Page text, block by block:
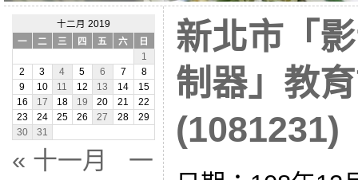
十二月 2019
一
二 三 四 五 六
日
1
2
3 4 5 6 7
8
9
10 11 12 13 14
15
16
17 18 19 20 21
22
23
24 25 26 27 28
29
30
31
« 十一月
一
新北市「
制器」教
(1081231)